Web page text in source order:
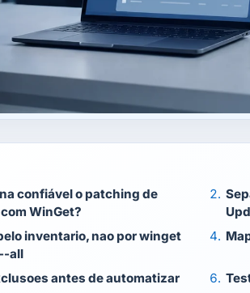
confiável o patching de
WinGet?
inventario, nao por winget
all
antes de automatizar